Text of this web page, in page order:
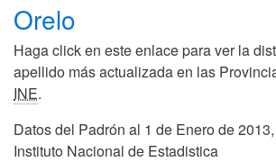
Orelo
Haga click en este enlace para ver la
apellido más actualizada en las
INE.
Datos del Padrón al 1 de Enero de
Instituto Nacional de Estadistica